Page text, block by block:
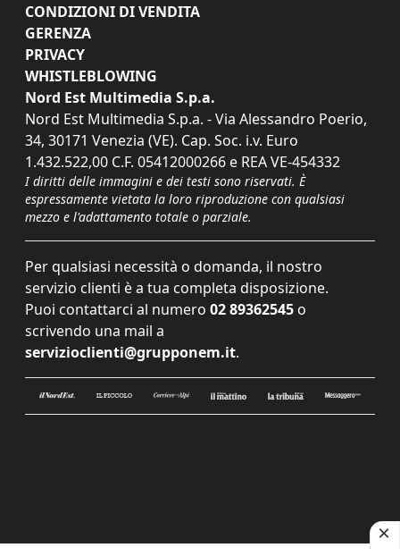
CONDIZIONI DI VENDITA
GERENZA
PRIVACY
WHISTLEBLOWING
Nord Est Multimedia S.p.a.
Nord Est Multimedia S.p.a. - Via Alessandro Poerio,
34, 30171 Venezia (VE). Cap. Soc. i.v. Euro
1.432.522,00 C.F. 05412000266 e REA VE-454332
I diritti delle immagini e dei testi sono riservati. È
espressamente vietata la loro riproduzione con qualsiasi
mezzo e l'adattamento totale o parziale.
Per qualsiasi necessità o domanda, il nostro
servizio clienti è a tua completa disposizione.
Puoi contattarci al numero 02 89362545 o
scrivendo una mail a
servizioclienti@grupponem.it.